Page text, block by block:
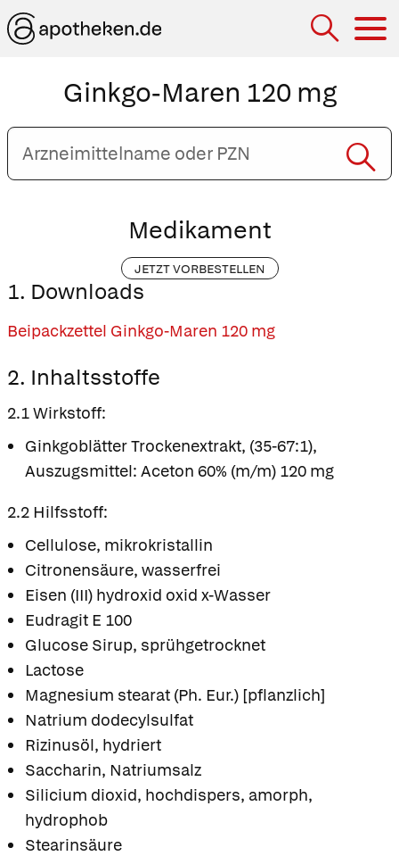
Ginkgo-Maren 120 mg
Arzneimittelname
oder
PZN
Medikament
JETZT VORBESTELLEN
1. Downloads
Beipackzettel Ginkgo-Maren 120 mg
2. Inhaltsstoffe
2.1 Wirkstoff:
Ginkgoblätter Trockenextrakt, (35-67:1),
Auszugsmittel: Aceton 60% (m/m) 120 mg
2.2 Hilfsstoff:
Cellulose, mikrokristallin
Citronensäure, wasserfrei
Eisen (III) hydroxid oxid x-Wasser
Eudragit E 100
Glucose Sirup, sprühgetrocknet
Lactose
Magnesium stearat (Ph. Eur.) [pflanzlich]
Natrium dodecylsulfat
Rizinusöl, hydriert
Saccharin, Natriumsalz
Silicium dioxid, hochdispers, amorph,
hydrophob
Stearinsäure